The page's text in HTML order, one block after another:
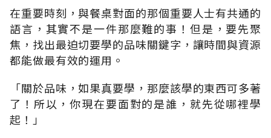
在重要時刻，與餐桌對面的那個重要人士有共通的
語言，其實不是一件那麼難的事！但是，要先聚
焦，找出最迫切要學的品味關鍵字，讓時間與資源
都能做最有效的運用。
「關於品味，如果真要學，那麼該學的東西可多著
了！所以，你現在要面對的是誰，就先從哪裡學
起！」